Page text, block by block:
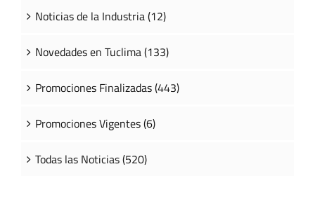
Noticias de la Industria (12)
Novedades en Tuclima (133)
Promociones Finalizadas (443)
Promociones Vigentes (6)
Todas las Noticias (520)